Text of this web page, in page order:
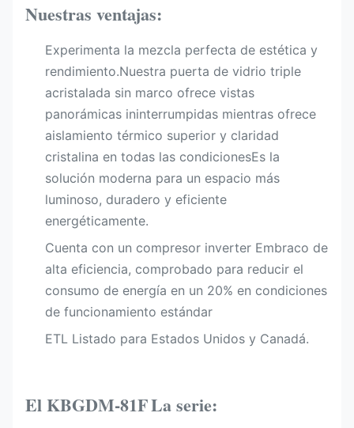
Nuestras ventajas:
Experimenta la mezcla perfecta de estética y
rendimiento.Nuestra puerta de vidrio triple
acristalada sin marco ofrece vistas
panorámicas ininterrumpidas mientras ofrece
aislamiento térmico superior y claridad
cristalina en todas las condicionesEs la
solución moderna para un espacio más
luminoso, duradero y eficiente
energéticamente.
Cuenta con un compresor inverter Embraco de
alta eficiencia, comprobado para reducir el
consumo de energía en un 20% en condiciones
de funcionamiento estándar
ETL Listado para Estados Unidos y Canadá.
El KBGDM-81FLa serie: